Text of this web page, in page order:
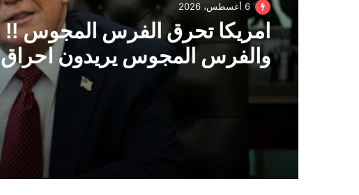
6 أغسطس، 2026
امريكا تحرق الفرس المجوس !!
والفرس المجوس يريدون احراق
دول الخليج!!